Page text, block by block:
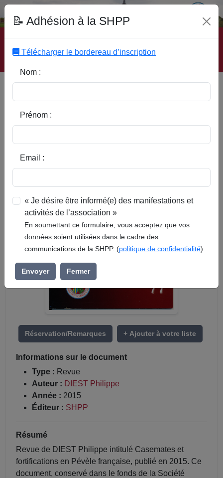
Accueil | Site SHPP | Auteurs | Editeurs | Rubriques |
Sous-Rubriques | Mots-Clefs | Contact
Pévèle française
Réservation/Remarques + Ajouter à votre liste
Informations sur le document
Type : Revue
Auteur : DIEST Philippe
Année : 2015
Éditeur : SHPP
Résumé
Revue de DIEST Philippe intitulé Casemates et
fortifications en Pévèle française, publié en 2015. Ce
document, conservé dans le fonds de la Société
📝 Adhésion à la SHPP
Télécharger le bordereau d’inscription
Nom :
Prénom :
Email :
« Je désire être informé(e) des manifestations et
activités de l’association »
En soumettant ce formulaire, vous acceptez que vos
données soient utilisées dans le cadre des
communications de la SHPP. (politique de confidentialité)
Envoyer Fermer